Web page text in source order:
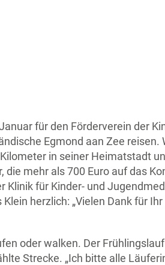
für den Förderverein der
Egmond aan Zee reisen.
in seiner Heimatstadt
mehr als 700 Euro auf das
Klinik für Kinder- und
herzlich: „Vielen Dank für
oder walken. Der
Strecke. „Ich bitte alle